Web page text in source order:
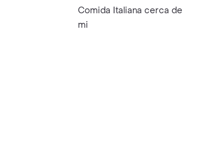
Comida Italiana cerca de
mi